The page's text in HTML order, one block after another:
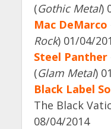
(Gothic Metal)
Mac DeMarco
Rock) 01/04/
Steel Panther
(Glam Metal)
Black Label
The Black
08/04/2014